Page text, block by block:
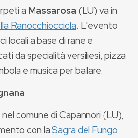
a Massarosa (LU) va in
Ranocchiocciola. L'evento
locali a base di rane e
da specialità versiliesi, pizza
e musica per ballare.
nel comune di Capannori (LU),
con laSagra del Fungo